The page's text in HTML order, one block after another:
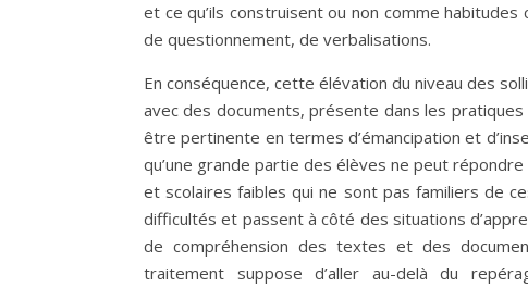
et ce qu’ils construisent ou non comme
de questionnement, de verbalisations.
En conséquence, cette élévation du niveau des
avec des documents, présente dans les
être pertinente en termes d’émancipation et
qu’une grande partie des élèves ne peut
et scolaires faibles qui ne sont pas familiers de
difficultés et passent à côté des situations
de compréhension des textes et des
traitement suppose d’aller au-delà du